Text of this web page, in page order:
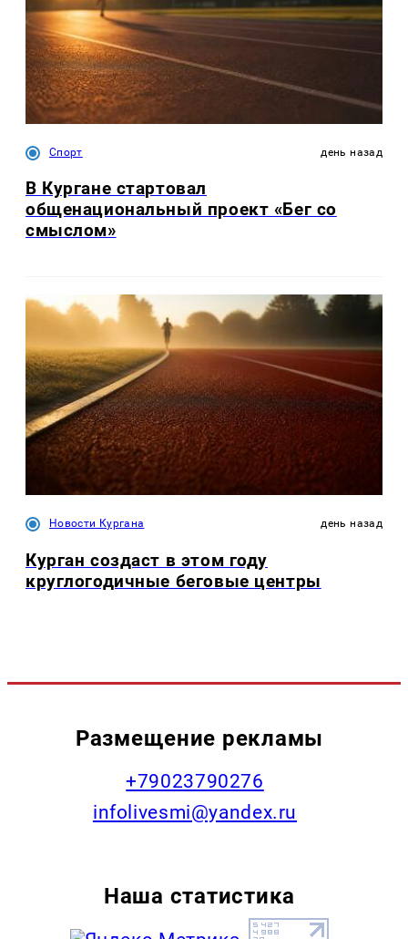
Спорт день назад
В Кургане стартовал
общенациональный проект «Бег со
смыслом»
Новости Кургана день назад
Курган создаст в этом году
круглогодичные беговые центры
Размещение рекламы
+79023790276
infolivesmi@yandex.ru
Наша статистика